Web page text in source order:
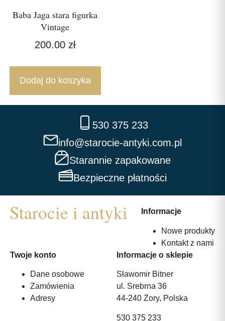
Baba Jaga stara figurka
Vintage
200.00 zł
Dodaj do koszyka
530 375 233
info@starocie-antyki.com.pl
Starannie zapakowane
Bezpieczne płatności
Informacje
Nowe produkty
Kontakt z nami
Twoje konto
Dane osobowe
Zamówienia
Adresy
Informacje o sklepie
Sławomir Bitner
ul. Srebrna 36
44-240 Żory, Polska
530 375 233